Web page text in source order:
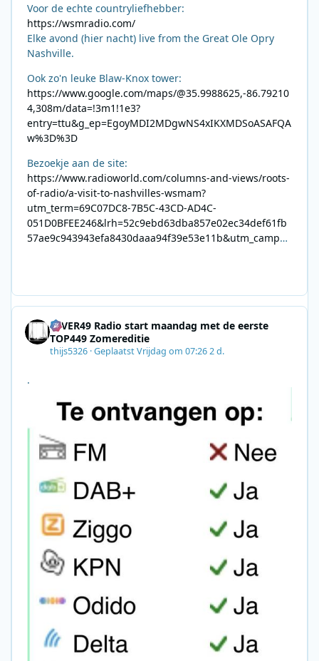
Voor de echte countryliefhebber:
https://wsmradio.com/
Elke avond (hier nacht) live from the Great Ole Opry
Nashville.
Ook zo'n leuke Blaw-Knox tower:
https://www.google.com/maps/@35.9988625,-86.79210
4,308m/data=!3m1!1e3?
entry=ttu&g_ep=EgoyMDI2MDgwNS4xIKXMDSoASAFQA
w%3D%3D
Bezoekje aan de site:
https://www.radioworld.com/columns-and-views/roots-
of-radio/a-visit-to-nashvilles-wsmam?
utm_term=69C07DC8-7B5C-43CD-AD4C-
051D0BFEE246&lrh=52c9ebd63dba857e02ec34def61fb
57ae9c943943efa8430daaa94f39e53e11b&utm_campai
8F09201A140D&utm_source=SmartBrief
4EVER49 Radio start maandag met de eerste
TOP449 Zomereditie
thijs5326 ·GeplaatstVrijdag om 07:262 d.
.